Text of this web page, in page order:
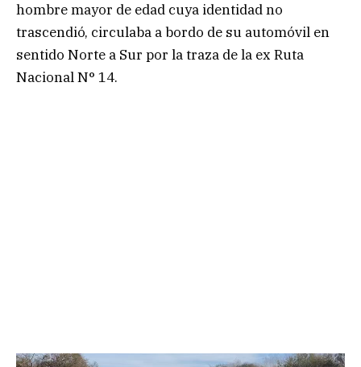
hombre mayor de edad cuya identidad no
trascendió, circulaba a bordo de su automóvil en
sentido Norte a Sur por la traza de la ex Ruta
Nacional N° 14.